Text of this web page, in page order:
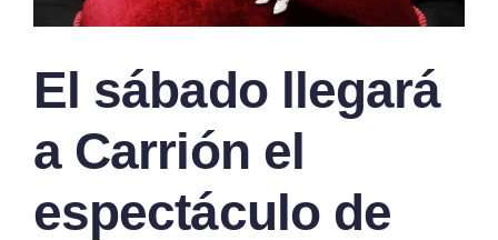
El sábado llegará
a Carrión el
espectáculo de